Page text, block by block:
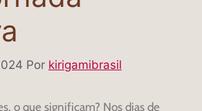
Por kirigamibrasil
o que significam? Nos dias de